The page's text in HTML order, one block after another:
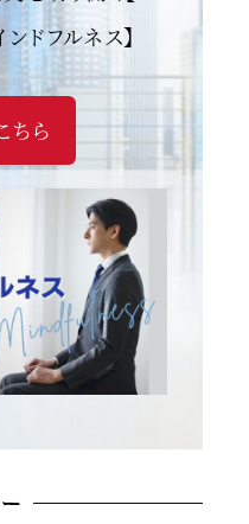
ドフルネス】
ちら